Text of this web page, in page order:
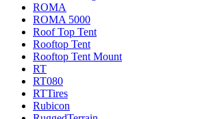
ROMA
ROMA 5000
Roof Top Tent
Rooftop Tent
Rooftop Tent Mount
RT
RT080
RTTires
Rubicon